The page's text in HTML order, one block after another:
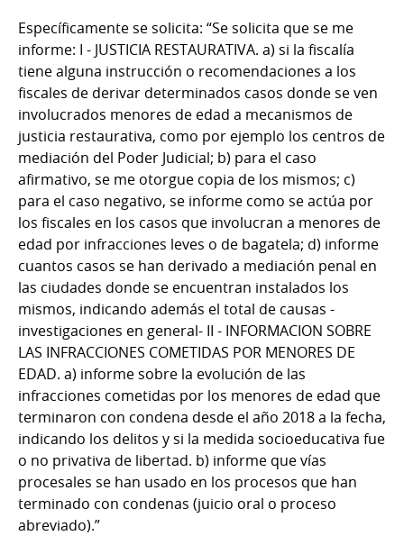
Específicamente se solicita: “Se solicita que se me
informe: I - JUSTICIA RESTAURATIVA. a) si la fiscalía
tiene alguna instrucción o recomendaciones a los
fiscales de derivar determinados casos donde se ven
involucrados menores de edad a mecanismos de
justicia restaurativa, como por ejemplo los centros de
mediación del Poder Judicial; b) para el caso
afirmativo, se me otorgue copia de los mismos; c)
para el caso negativo, se informe como se actúa por
los fiscales en los casos que involucran a menores de
edad por infracciones leves o de bagatela; d) informe
cuantos casos se han derivado a mediación penal en
las ciudades donde se encuentran instalados los
mismos, indicando además el total de causas -
investigaciones en general- II - INFORMACION SOBRE
LAS INFRACCIONES COMETIDAS POR MENORES DE
EDAD. a) informe sobre la evolución de las
infracciones cometidas por los menores de edad que
terminaron con condena desde el año 2018 a la fecha,
indicando los delitos y si la medida socioeducativa fue
o no privativa de libertad. b) informe que vías
procesales se han usado en los procesos que han
terminado con condenas (juicio oral o proceso
abreviado).”